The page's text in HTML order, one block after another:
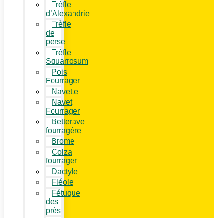
Trèfle
d’Alexandrie
Trèfle
de
perse
Trèfle
Squarrosum
Pois
Fourrager
Navette
Navet
Fourrager
Betterave
fourragère
Brome
Colza
fourrager
Dactyle
Fléole
Fétuque
des
prés